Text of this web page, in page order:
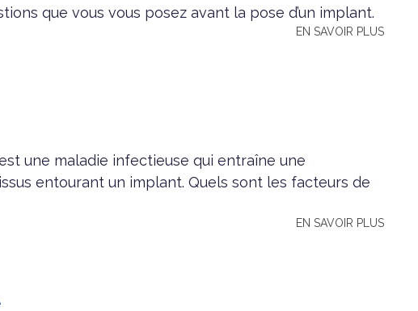
que vous vous posez avant la pose d’un implant.
EN SAVOIR PLUS
une maladie infectieuse qui entraîne une
entourant un implant. Quels sont les facteurs de
EN SAVOIR PLUS